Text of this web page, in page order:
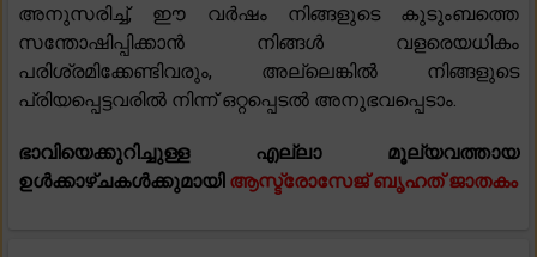
അനുസരിച്ച്, ഈ വർഷം നിങ്ങളുടെ കുടുംബത്തെ
സന്തോഷിപ്പിക്കാൻ നിങ്ങൾ വളരെയധികം
പരിശ്രമിക്കേണ്ടിവരും, അല്ലെങ്കിൽ നിങ്ങളുടെ
പ്രിയപ്പെട്ടവരിൽ നിന്ന് ഒറ്റപ്പെടൽ അനുഭവപ്പെടാം.
ഭാവിയെക്കുറിച്ചുള്ള എല്ലാ മൂല്യവത്തായ
ഉൾക്കാഴ്ചകൾക്കുമായി ആസ്ട്രോസേജ് ബൃഹത് ജാതകം